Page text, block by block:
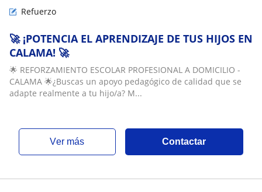
Refuerzo
​🚀 ¡POTENCIA EL APRENDIZAJE DE TUS HIJOS EN
CALAMA! 🚀
​🌟 REFORZAMIENTO ESCOLAR PROFESIONAL A DOMICILIO -
CALAMA 🌟​¿Buscas un apoyo pedagógico de calidad que se
adapte realmente a tu hijo/a? M...
ver más Contactar